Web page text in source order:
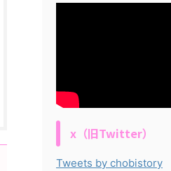
x（旧Twitter）
Tweets by chobistory